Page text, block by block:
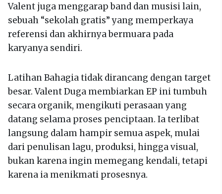
Valent juga menggarap band dan musisi lain,
sebuah “sekolah gratis” yang memperkaya
referensi dan akhirnya bermuara pada
karyanya sendiri.
Latihan Bahagia tidak dirancang dengan target
besar. Valent Duga membiarkan EP ini tumbuh
secara organik, mengikuti perasaan yang
datang selama proses penciptaan. Ia terlibat
langsung dalam hampir semua aspek, mulai
dari penulisan lagu, produksi, hingga visual,
bukan karena ingin memegang kendali, tetapi
karena ia menikmati prosesnya.